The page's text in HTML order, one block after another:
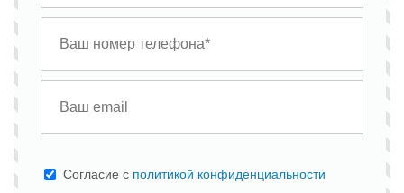
Cогласие с политикой конфиденциальности